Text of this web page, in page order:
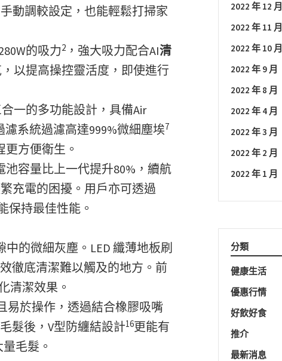
動調較設定，也能輕鬆打掃家
的吸力2 ，強大吸力配合AI清
以提高操控靈活度，即使進行
一的多功能設計，具備Air
濾系統過濾高達999%微細塵埃7
方便衛生。
池容量比上一代提升80%，續航
繁充電的困擾。用戶亦可透過
保持最佳性能。
中的微細灰塵。LED 纖薄地板刷
徹底清潔難以觸及的地方。前
清潔效果。
易於操作，透過結合橡膠吸嘴
髮後，V型防纏結設計16更能有
毛髮。
2022 年 12 月
2022 年 11 月
2022 年 10 月
2022 年 9 月
2022 年 8 月
2022 年 4 月
2022 年 3 月
2022 年 2 月
2022 年 1 月
分類
健康生活
優惠行情
好飲好食
推介
最新消息